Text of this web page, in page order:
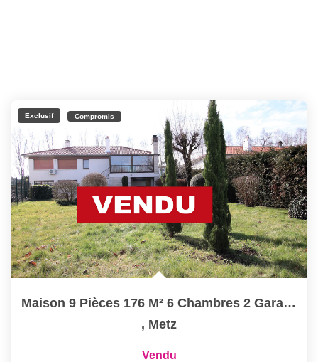
Exclusif Compromis
Maison 9 Pièces 176 M² 6 Chambres 2 Garages Sur Parcelle De...
, Metz
Vendu